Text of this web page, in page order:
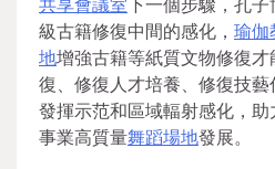
級古籍修復中間的感化， 瑜伽
地增強古籍等紙質文物修復
復、修復人才培養、修復技
發揮示范和區域輻射感化，
事業高質量舞蹈場地發展。